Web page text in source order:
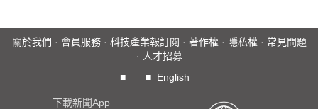
關於我們 · 會員服務· 科技產業報訂閱 · 著作權· 隱私權· 常見問題
· 人才招募
■
■ English
下載新聞App